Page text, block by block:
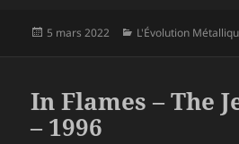
Publié
5 mars 2022 Catégories
L'Évolution
In Flames – The
– 1996